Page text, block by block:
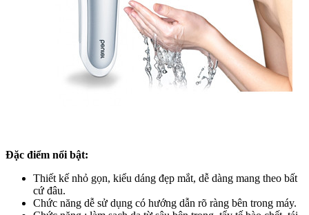
Đặc điểm nổi bật:
Thiết kế nhỏ gọn, kiểu dáng đẹp mắt, dễ dàng mang theo bất
cứ đâu.
Chức năng dễ sử dụng có hướng dẫn rõ ràng bên trong máy.